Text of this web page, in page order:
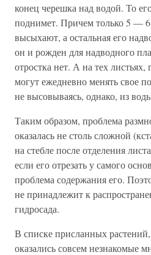
конец черешка над водой. То
поднимет. Причем только 5 —
высыхают, а остальная его
он и рожден для надводного
отростка нет. А на тех
могут ежедневно менять свое
не высовываясь, однако, из
Таким образом, проблема
оказалась не столь сложной
на стебле после отделения
если его отрезать у самого
проблема содержания его.
не принадлежит к
гидросада.
В списке присланных
оказались совсем незнакомые